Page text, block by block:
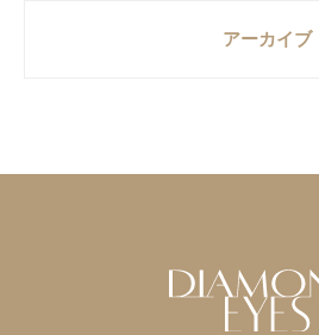
アーカイブ